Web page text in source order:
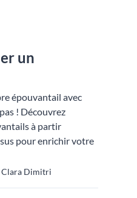
un
épouvantail avec
! Découvrez
à partir
pour enrichir votre
Clara Dimitri